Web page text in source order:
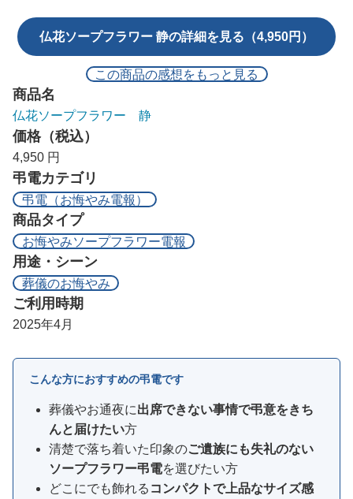
仏花ソープフラワー 静の詳細を見る（4,950円）
この商品の感想をもっと見る
商品名
仏花ソープフラワー 静
価格（税込）
4,950 円
弔電カテゴリ
弔電（お悔やみ電報）
商品タイプ
お悔やみソープフラワー電報
用途・シーン
葬儀のお悔やみ
ご利用時期
2025年4月
こんな方におすすめの弔電です
葬儀やお通夜に出席できない事情で弔意をきち
んと届けたい方
清楚で落ち着いた印象のご遺族にも失礼のない
ソープフラワー弔電を選びたい方
どこにでも飾れる コンパクトで上品なサイズ感